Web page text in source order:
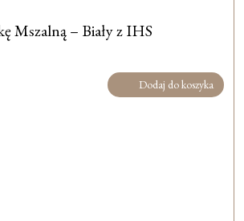
Mszalną – Biały z IHS
Dodaj do koszyka